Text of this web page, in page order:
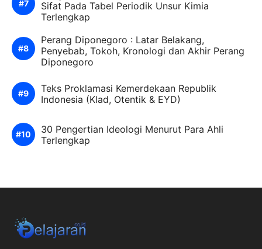
Sifat Pada Tabel Periodik Unsur Kimia
Terlengkap
Perang Diponegoro : Latar Belakang,
Penyebab, Tokoh, Kronologi dan Akhir Perang
Diponegoro
Teks Proklamasi Kemerdekaan Republik
Indonesia (Klad, Otentik & EYD)
30 Pengertian Ideologi Menurut Para Ahli
Terlengkap